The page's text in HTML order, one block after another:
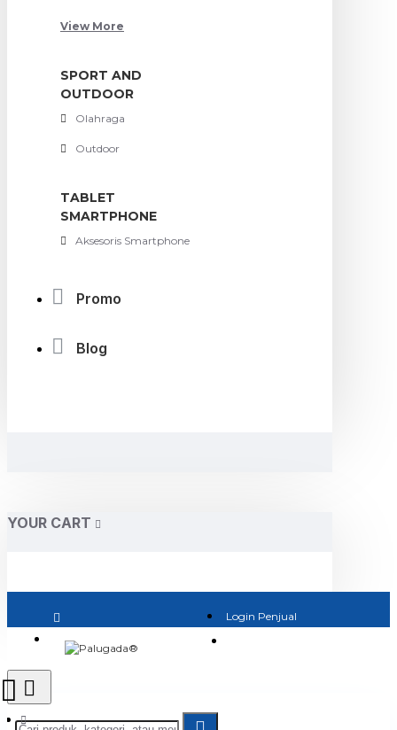
View More
SPORT AND
OUTDOOR
Olahraga
Outdoor
TABLET
SMARTPHONE
Aksesoris Smartphone
Promo
Blog
YOUR CART
Login Penjual